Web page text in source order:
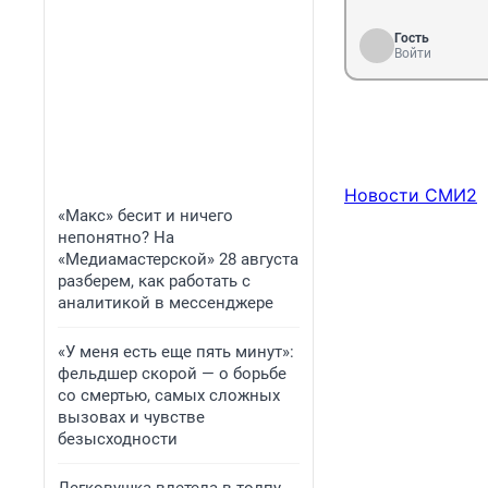
«Макс» бесит и ничего
непонятно? На
«Медиамастерской» 28 августа
разберем, как работать с
аналитикой в мессенджере
«У меня есть еще пять минут»:
фельдшер скорой — о борьбе
со смертью, самых сложных
вызовах и чувстве
безысходности
Гость
Войти
Новости СМИ2